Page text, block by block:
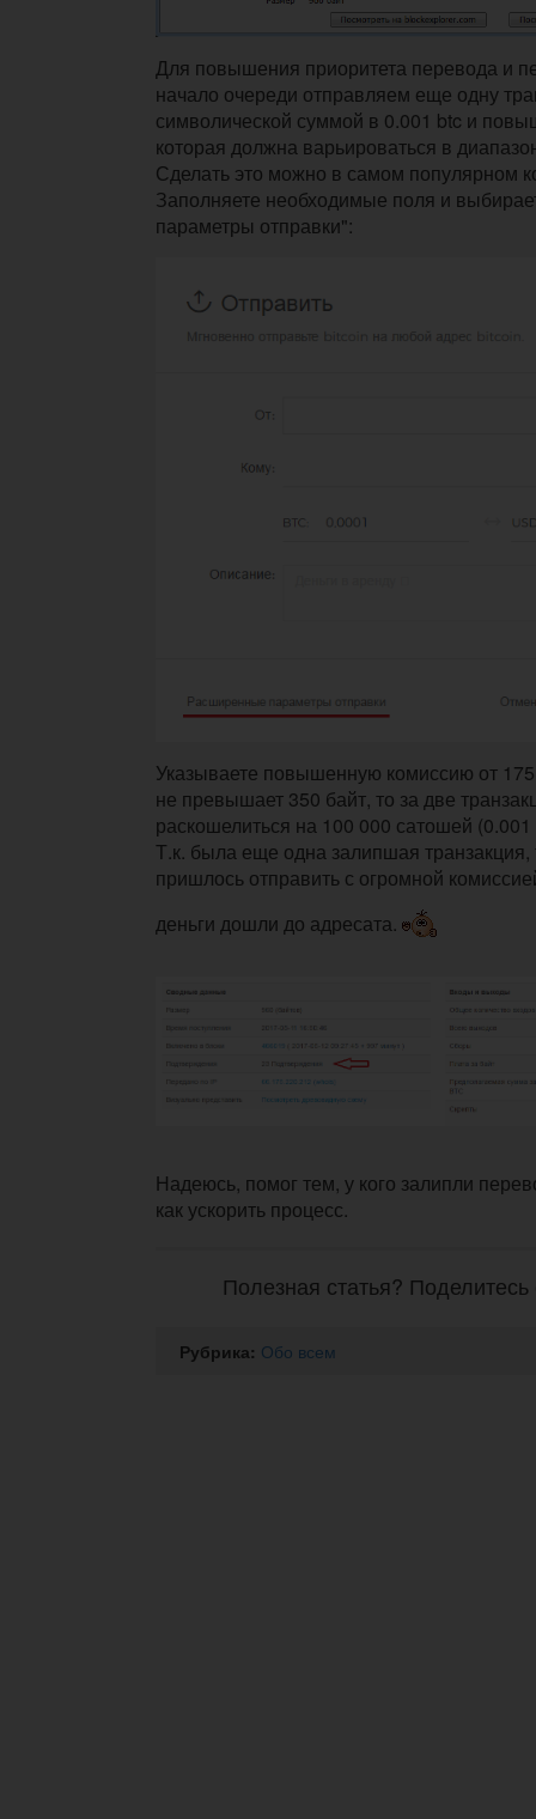
Для повышения приоритета перевода и
начало очереди отправляем еще одну
символической суммой в 0.001 btc и
которая должна варьироваться в
Сделать это можно в самом популярном
Заполняете необходимые поля и
параметры отправки":
Указываете повышенную комиссию от
не превышает 350 байт, то за две
раскошелиться на 100 000 сатошей
Т.к. была еще одна залипшая транзакция,
пришлось отправить с огромной
деньги дошли до адресата.
Надеюсь, помог тем, у кого залипли
как ускорить процесс.
Полезная статья?
Рубрика: Обо всем